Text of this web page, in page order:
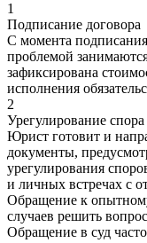
1
Подписание договора
С момента
проблемой
зафиксирована
исполнения
2
Урегулирование
Юрист готовит и
документы,
урегулирования
и личных встречах с
Обращение к
случаев решить
Обращение в суд часто